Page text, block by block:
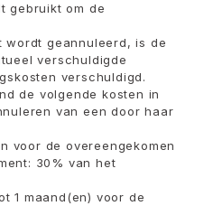
gebruikt om de
wordt geannuleerd, is de
verschuldigde
verschuldigd.
de volgende kosten in
van een door haar
voor de overeengekomen
30% van het
1 maand(en) voor de